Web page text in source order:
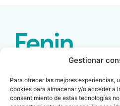
Gestionar
Para ofrecer las mejores experiencias,
cookies para almacenar y/o acceder a
consentimiento de estas tecnologías
C/ Villanueva, 20 - 1-
28001